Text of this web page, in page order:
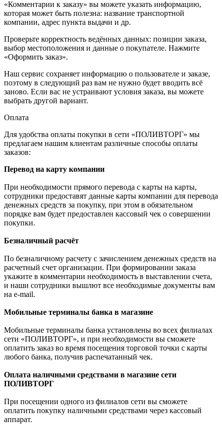
«Комментарии к заказу» вы можете указать информацию,
которая может быть полезна: название транспортной
компании, адрес пункта выдачи и др.
Проверьте корректность ведённых данных: позиции заказа,
выбор местоположения и данные о покупателе. Нажмите
«Оформить заказ».
Наш сервис сохраняет информацию о пользователе и заказе,
поэтому в следующий раз вам не нужно будет вводить всё
заново. Если вас не устраивают условия заказа, вы можете
выбрать другой вариант.
Оплата
Для удобства оплаты покупки в сети «ПОЛИВТОРГ» мы
предлагаем нашим клиентам различные способы оплаты
заказов:
Перевод на карту компании
При необходимости прямого перевода с карты на карты,
сотрудники предоставят данные карты компании для перевода
денежных средств за покупку, при этом в обязательном
порядке вам будет предоставлен кассовый чек о совершении
покупки.
Безналичный расчёт
По безналичному расчету с зачислением денежных средств на
расчетный счет организации. При формировании заказа
укажите в комментарии необходимость в выставлении счета,
и наши сотрудники вышлют все необходимые документы вам
на e-mail.
Мобильные терминалы банка в магазине
Мобильные терминалы банка установлены во всех филиалах
сети «ПОЛИВТОРГ», и при необходимости вы сможете
оплатить заказ во время посещения торговой точки с карты
любого банка, получив распечатанный чек.
Оплата наличными средствами в магазине сети
ПОЛИВТОРГ
При посещении одного из филиалов сети вы сможете
оплатить покупку наличными средствами через кассовый
аппарат.